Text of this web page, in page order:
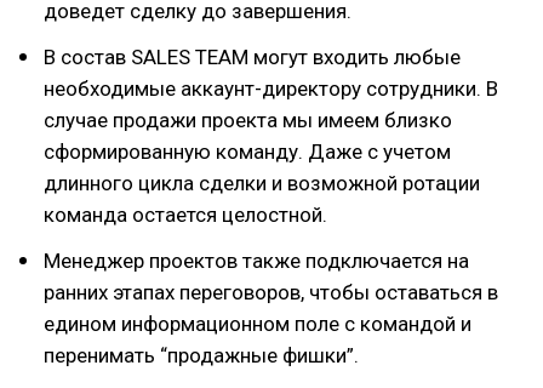
доведет сделку до завершения.
В состав SALES TEAM могут входить любые
необходимые аккаунт-директору сотрудники. В
случае продажи проекта мы имеем близко
сформированную команду. Даже с учетом
длинного цикла сделки и возможной ротации
команда остается целостной.
Менеджер проектов также подключается на
ранних этапах переговоров, чтобы оставаться в
едином информационном поле с командой и
перенимать “продажные фишки”.